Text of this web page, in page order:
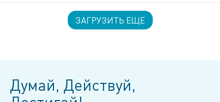
ЗАГРУЗИТЬ ЕЩЕ
Думай, Действуй,